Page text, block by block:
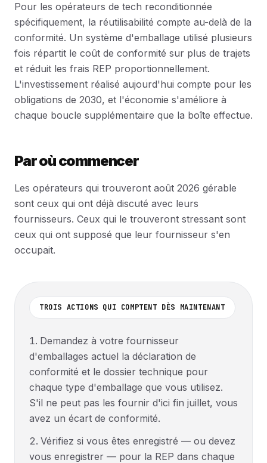
Pour les opérateurs de tech reconditionnée
spécifiquement, la réutilisabilité compte au-delà de la
conformité. Un système d'emballage utilisé plusieurs
fois répartit le coût de conformité sur plus de trajets
et réduit les frais REP proportionnellement.
L'investissement réalisé aujourd'hui compte pour les
obligations de 2030, et l'économie s'améliore à
chaque boucle supplémentaire que la boîte effectue.
Par où commencer
Les opérateurs qui trouveront août 2026 gérable
sont ceux qui ont déjà discuté avec leurs
fournisseurs. Ceux qui le trouveront stressant sont
ceux qui ont supposé que leur fournisseur s'en
occupait.
TROIS ACTIONS QUI COMPTENT DÈS MAINTENANT
Demandez à votre fournisseur
d'emballages actuel la déclaration de
conformité et le dossier technique pour
chaque type d'emballage que vous utilisez.
S'il ne peut pas les fournir d'ici fin juillet, vous
avez un écart de conformité.
Vérifiez si vous êtes enregistré — ou devez
vous enregistrer — pour la REP dans chaque